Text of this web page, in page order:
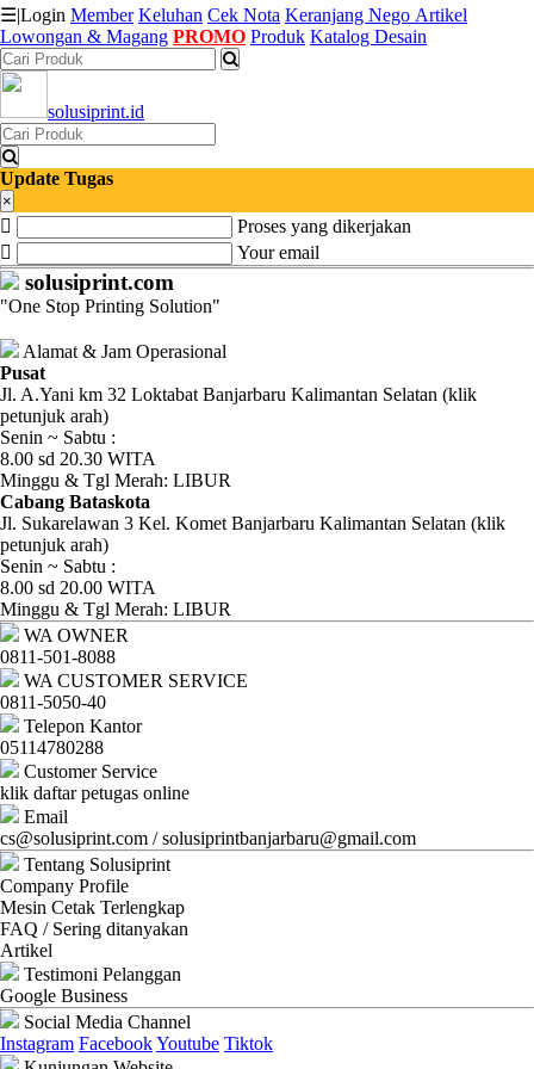
Katalog
Produk
Petugas
Riwayat
Transaksi
Tagihan
Berjalan
Pembayaran
Pendapatan
Fee
Ganti
Password
Logout
☰|Login Member Keluhan Cek Nota Keranjang Nego Artikel
Lowongan & Magang PROMO Produk Katalog Desain
solusiprint.id
Update Tugas
×
Proses yang dikerjakan
Your email
solusiprint.com
"One Stop Printing Solution"
Alamat & Jam Operasional
Pusat
Jl. A.Yani km 32 Loktabat Banjarbaru Kalimantan Selatan (klik
petunjuk arah)
Senin ~ Sabtu :
8.00 sd 20.30 WITA
Minggu & Tgl Merah: LIBUR
Cabang Bataskota
Jl. Sukarelawan 3 Kel. Komet Banjarbaru Kalimantan Selatan (klik
petunjuk arah)
Senin ~ Sabtu :
8.00 sd 20.00 WITA
Minggu & Tgl Merah: LIBUR
WA OWNER
0811-501-8088
WA CUSTOMER SERVICE
0811-5050-40
Telepon Kantor
05114780288
Customer Service
klik daftar petugas online
Email
cs@solusiprint.com / solusiprintbanjarbaru@gmail.com
Tentang Solusiprint
Company Profile
Mesin Cetak Terlengkap
FAQ / Sering ditanyakan
Artikel
Testimoni Pelanggan
Google Business
Social Media Channel
Instagram FacebookYoutube Tiktok